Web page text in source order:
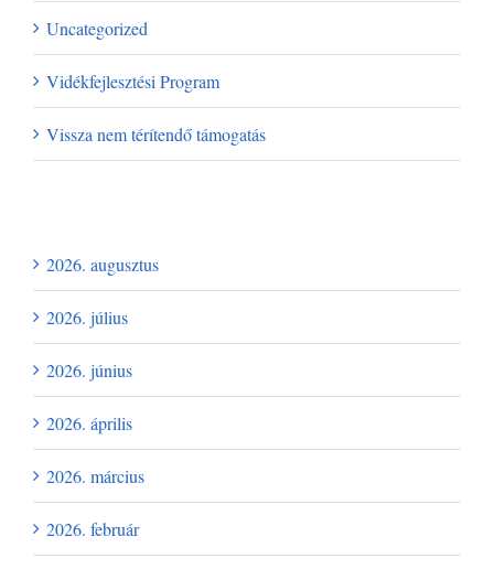
Uncategorized
Vidékfejlesztési Program
Vissza nem térítendő támogatás
2026. augusztus
2026. július
2026. június
2026. április
2026. március
2026. február